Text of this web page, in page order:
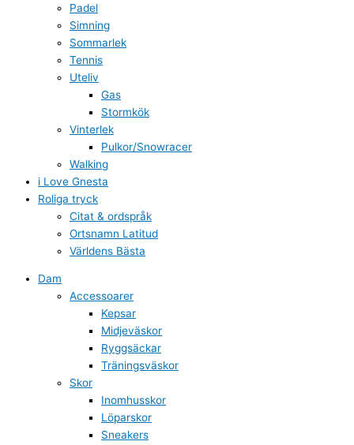
Padel
Simning
Sommarlek
Tennis
Uteliv
Gas
Stormkök
Vinterlek
Pulkor/Snowracer
Walking
i Love Gnesta
Roliga tryck
Citat & ordspråk
Ortsnamn Latitud
Världens Bästa
Dam
Accessoarer
Kepsar
Midjeväskor
Ryggsäckar
Träningsväskor
Skor
Inomhusskor
Löparskor
Sneakers